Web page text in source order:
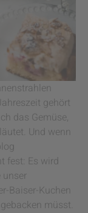
gehört
das Gemüse,
Und wenn
fest: Es wird
Baiser-Kuchen
müsst.